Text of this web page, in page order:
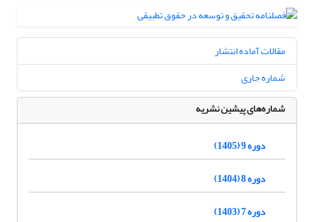
مقالات آماده انتشار
شماره جاری
شماره‌های پیشین نشریه
دوره 9 (1405)
دوره 8 (1404)
دوره 7 (1403)